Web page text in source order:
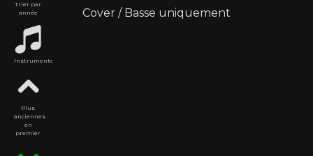
Trier par
année
Instrumentales
Plus
anciennes
en
premier
Cover/ Basse uniquement